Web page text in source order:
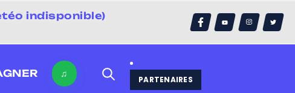
indisponible)
Ferrain)
♫
PARTENAIRES